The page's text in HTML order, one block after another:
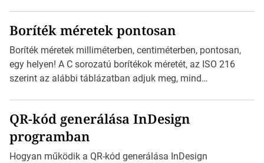
igazán foroghatnak a kreatív fogaskerekek, miközben
zajlik a saját címke készítése. Hogyan készítsünk címkét?
Válasszon méretet és alakot: Válassza ki a kívánt címke
méretét. Akár néhány […]
Boríték méretek pontosan
Boríték méretek milliméterben, centiméterben, pontosan,
egy helyen! A C sorozatú borítékok méretét, az ISO 216
szerint az alábbi táblázatban adjuk meg, mind
mutatja az A4-es papírlaphoz viszonyítva. Az amerikai és
észak-amerikai boríték méretére az ISO 216 nem
vonatkozik. Boríték méretének táblázata C0-tól […]
QR-kód generálása InDesign
programban
Hogyan működik a QR-kód generálása InDesign